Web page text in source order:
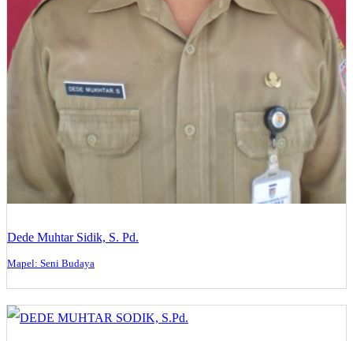
Dede Muhtar Sidik, S. Pd.
Mapel: Seni Budaya